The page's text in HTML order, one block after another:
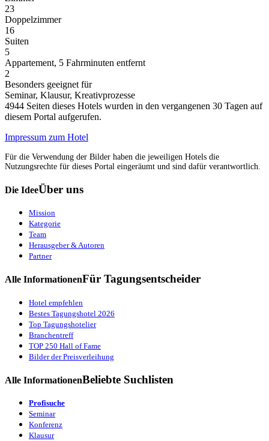
23
Doppelzimmer
16
Suiten
5
Appartement, 5 Fahrminuten entfernt
2
Besonders geeignet für
Seminar, Klausur, Kreativprozesse
4944 Seiten dieses Hotels wurden in den vergangenen 30 Tagen auf
diesem Portal aufgerufen.
Impressum zum Hotel
Für die Verwendung der Bilder haben die jeweiligen Hotels die
Nutzungsrechte für dieses Portal eingeräumt und sind dafür verantwortlich.
Die IdeeÜber uns
Mission
Kategorie
Team
Herausgeber & Autoren
Partner
Alle InformationenFür Tagungsentscheider
Hotel empfehlen
Bestes Tagungshotel 2026
Top Tagungshotelier
Branchentreff
TOP 250 Hall of Fame
Bilder der Preisverleihung
Alle InformationenBeliebte Suchlisten
Profisuche
Seminar
Konferenz
Klausur